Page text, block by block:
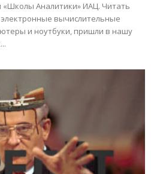
«Школы Аналитики» ИАЦ. Читать
вычислительные
и ноутбуки, пришли в нашу